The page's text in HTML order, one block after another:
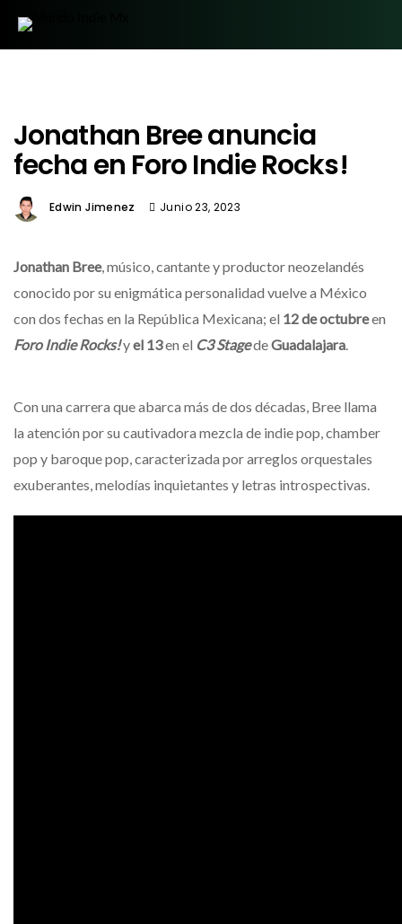
Jonathan Bree anuncia
fecha en Foro Indie Rocks!
Edwin Jimenez Junio 23, 2023
Jonathan Bree, músico, cantante y productor neozelandés
conocido por su enigmática personalidad vuelve a México
con dos fechas en la República Mexicana; el 12 de octubreen
Foro Indie Rocks!yel 13en el C3 StagedeGuadalajara
Con una carrera que abarca más de dos décadas, Bree llama
la atención por su cautivadora mezcla de indie pop, chamber
pop y baroque pop, caracterizada por arreglos orquestales
exuberantes, melodías inquietantes y letras introspectivas.